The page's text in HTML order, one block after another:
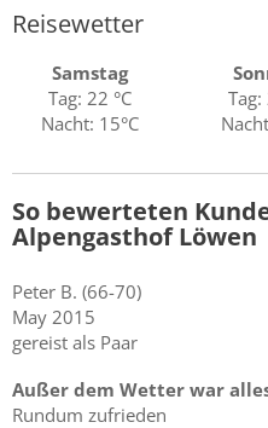
Reisewetter
Samstag
Tag: 22 °C
Nacht: 15°C
Tag:
So bewerteten
Alpengasthof Löwen
Peter B. (66-70)
May 2015
gereist als Paar
Außer dem Wetter war
Rundum zufrieden